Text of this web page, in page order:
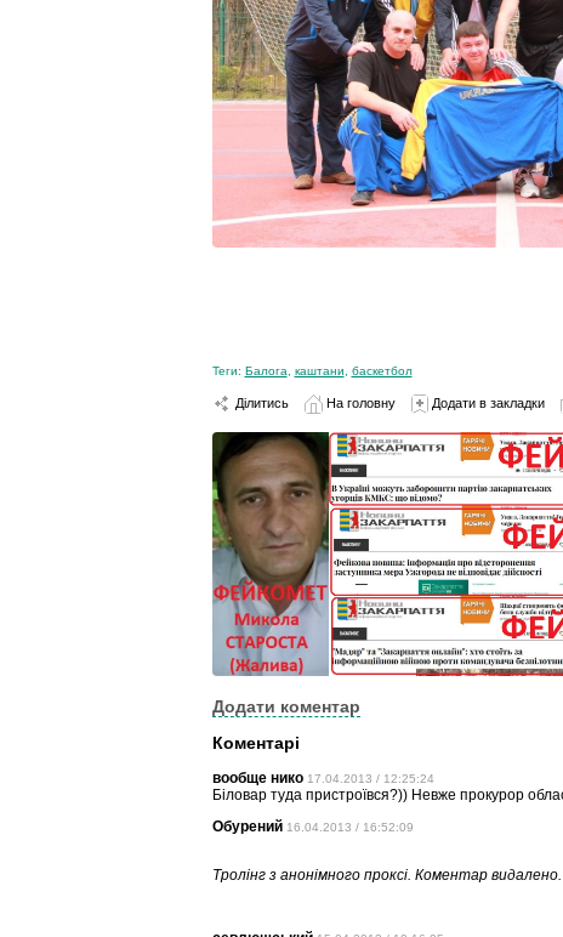
Теги: Балога каштани баскетбол
Ділитись На головну Додати в закладки
Додати коментар
Коментарі
вообще нико 17.04.2013 / 12:25:24
Біловар туда пристроївся?)) Невже прокурор
Обурений 16.04.2013 / 16:52:09
Тролінг з анонімного проксі. Коментар